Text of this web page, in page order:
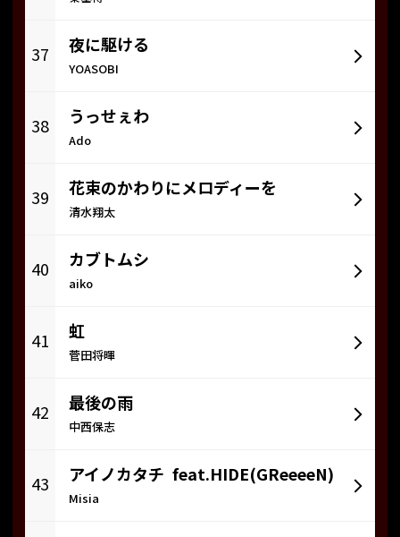
37
夜に駆ける
YOASOBI
38
うっせぇわ
Ado
39
花束のかわりにメロディーを
清水翔太
40
カブトムシ
aiko
41
虹
菅田将暉
42
最後の雨
中西保志
43
アイノカタチ feat.HIDE(GReeeeN)
Misia